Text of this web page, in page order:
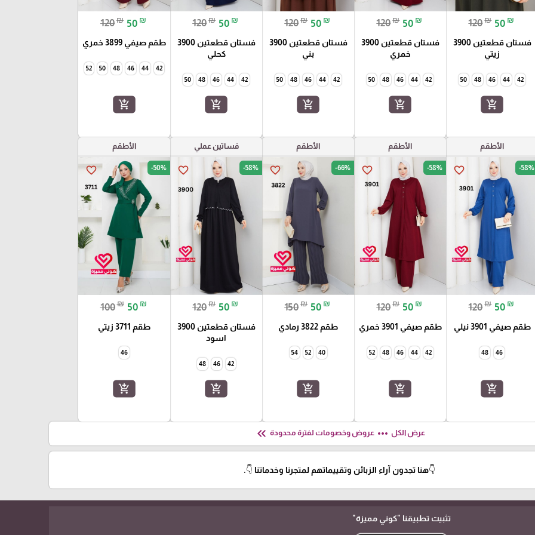
120₪ 50 ₪
فستان قطعتين 3900
زيتي
42
44
46
48
50
add_shopping_cart
120₪ 50 ₪
فستان قطعتين 3900
خمري
42
44
46
48
50
add_shopping_cart
120₪ 50 ₪
فستان قطعتين 3900
بني
42
44
46
48
50
add_shopping_cart
120₪ 50 ₪
فستان قطعتين 3900
كحلي
42
44
46
48
50
add_shopping_cart
120₪ 50 ₪
طقم صيفي 3899 خمري
42
44
46
48
50
52
add_shopping_cart
الأطقم
favorite_border -58%
120₪ 50 ₪
طقم صيفي 3901 نيلي
46
48
add_shopping_cart
الأطقم
favorite_border -58%
120₪ 50 ₪
طقم صيفي 3901 خمري
42
44
46
48
52
add_shopping_cart
الأطقم
favorite_border -66%
150₪ 50 ₪
طقم 3822 رمادي
40
52
54
add_shopping_cart
فساتين عملي
favorite_border -58%
120₪ 50 ₪
فستان قطعتين 3900
اسود
42
46
48
add_shopping_cart
الأطقم
favorite_border -50%
100₪ 50 ₪
طقم 3711 زيتي
46
add_shopping_cart
عرض الكل more_horiz عروض وخصومات لفترة محدودة keyboard_double_arrow_left
👇هنا تجدون آراء الزبائن وتقييماتهم لمتجرنا وخدماتنا 👇.
تثبيت تطبيقنا "كوني مميزة"